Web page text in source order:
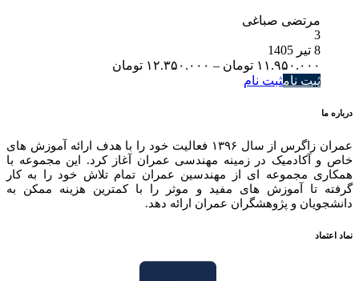
مرتضی صباغی
3
8 تیر 1405
۱۱.۹۵۰.۰۰۰ تومان – ۱۲.۳۵۰.۰۰۰ تومان
ثبت نامثبت نام
درباره ما
عمران زاگرس از سال ۱۳۹۶ فعالیت خود را با هدف ارائه آموزش های
خاص و آکادمیک در زمینه مهندسی عمران آغاز کرد. این مجموعه با
همکاری مجموعه ای از مهندسین عمران تمام تلاش خود را به کار
گرفته تا آموزش های مفید و موثر را با کمترین هزینه ممکن به
دانشجویان و پژوهشگران عمران ارائه دهد.
نماد اعتماد